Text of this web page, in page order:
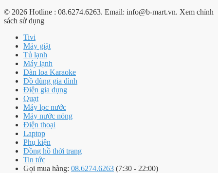
© 2026 Hotline : 08.6274.6263. Email: info@b-mart.vn. Xem chính
sách sử dụng
Tivi
Máy giặt
Tủ lạnh
Máy lạnh
Dàn loa Karaoke
Đồ dùng gia đình
Điện gia dụng
Quạt
Máy lọc nước
Máy nước nóng
Điện thoại
Laptop
Phụ kiện
Đồng hồ thời trang
Tin tức
Gọi mua hàng: 08.6274.6263 (7:30 - 22:00)